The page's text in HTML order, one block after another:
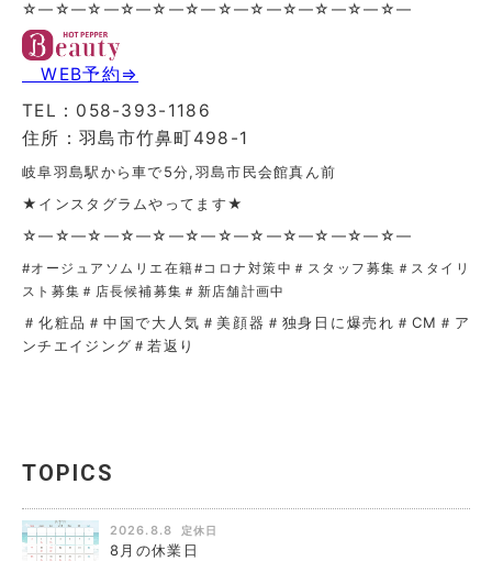
☆—☆—☆—☆—☆—☆—☆—☆—☆—☆—☆—☆—
WEB予約⇒
TEL：058-393-1186
住所：羽島市竹鼻町498-1
岐阜羽島駅から車で5分,羽島市民会館真ん前
★インスタグラムやってます★
☆—☆—☆—☆—☆—☆—☆—☆—☆—☆—☆—☆—
#オージュアソムリエ在籍#コロナ対策中＃スタッフ募集＃スタイリ
スト募集＃店長候補募集＃新店舗計画中
＃化粧品＃中国で大人気＃美顔器＃独身日に爆売れ＃CM＃ア
ンチエイジング＃若返り
TOPICS
2026.8.8 定休日
8月の休業日